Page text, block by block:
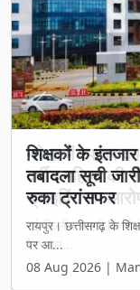
शिक्षकों के
तबादला सूची
रुका ट्रांसफर
रायपुर। छत्तीसगढ़ के
पर आ...
08 Aug 2026 |
Previous